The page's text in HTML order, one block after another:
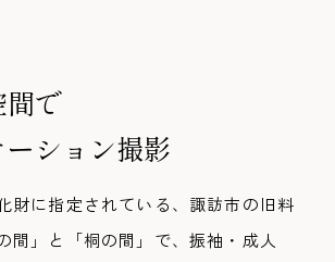
で
ション撮影
財に指定されている、諏訪市の旧料
間」と「桐の間」で、振袖・成人